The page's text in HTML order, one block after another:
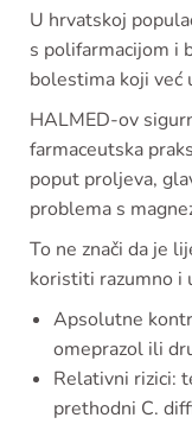
U hrvatskoj
s polifarmacijom i
bolestima koji već
HALMED-ov
farmaceutska
poput proljeva,
problema s
To ne znači da je
koristiti razumno i
Apsolutne
omeprazol ili
Relativni rizici:
prethodni C.